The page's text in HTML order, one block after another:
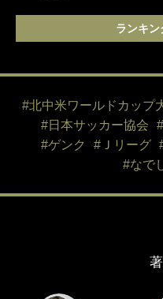
ランキン
#北中米ワールドカップ
#日本サッカー協会
#ゲンク
#Ｊリーグ
#なで